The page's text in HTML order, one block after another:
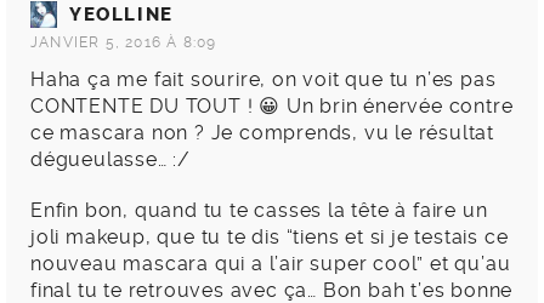
YEOLLINE
JANVIER 5, 2016 À 8:09
Haha ça me fait sourire, on voit que tu n’es pas
CONTENTE DU TOUT ! 😀 Un brin énervée contre
ce mascara non ? Je comprends, vu le résultat
dégueulasse… :/
Enfin bon, quand tu te casses la tête à faire un
joli makeup, que tu te dis “tiens et si je testais ce
nouveau mascara qui a l’air super cool” et qu’au
final tu te retrouves avec ça… Bon bah t’es bonne